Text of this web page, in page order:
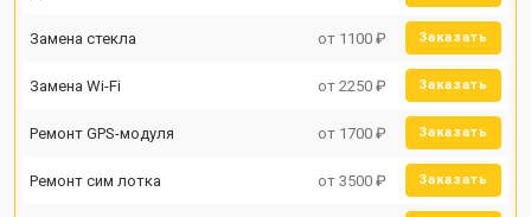
Замена стекла от 1100 ₽ Заказать
Замена Wi-Fi от 2250 ₽ Заказать
Ремонт GPS-модуля от 1700 ₽ Заказать
Ремонт сим лотка от 3500 ₽ Заказать